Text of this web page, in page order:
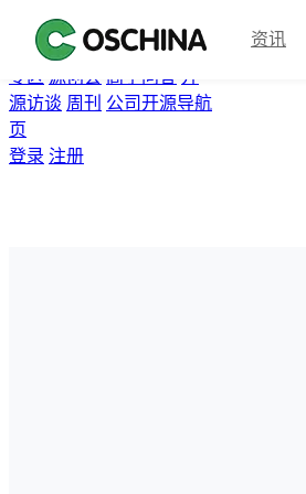
首页 开源软件
翻译 资讯 Gitee 众包 活动
专区 源创会 高手问答 开
源访谈 周刊 公司开源导航
页
登录 注册
资讯